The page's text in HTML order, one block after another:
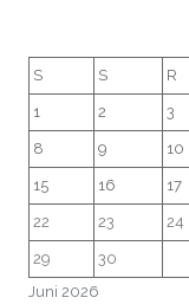
Juni 2026
S S R
1 2 3
8 9 10
15 16 17
22 23 24
29 30